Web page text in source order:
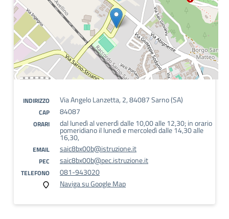
INDIRIZZO Via Angelo Lanzetta, 2, 84087 Sarno (SA)
CAP 84087
ORARI dal lunedì al venerdì dalle 10,00 alle 12,30; in orario
pomeridiano il lunedì e mercoledì dalle 14,30 alle
16,30,
EMAIL saic8bx00b@istruzione.it
PEC saic8bx00b@pec.istruzione.it
TELEFONO
081-943020
Naviga su Google Map